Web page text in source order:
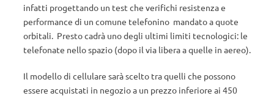
infatti progettando un test che verifichi resistenza e
performance di un comune telefonino mandato a quote
orbitali. Presto cadrà uno degli ultimi limiti tecnologici: le
telefonate nello spazio (dopo il via libera a quelle in aereo).
Il modello di cellulare sarà scelto tra quelli che possono
essere acquistati in negozio a un prezzo inferiore ai 450